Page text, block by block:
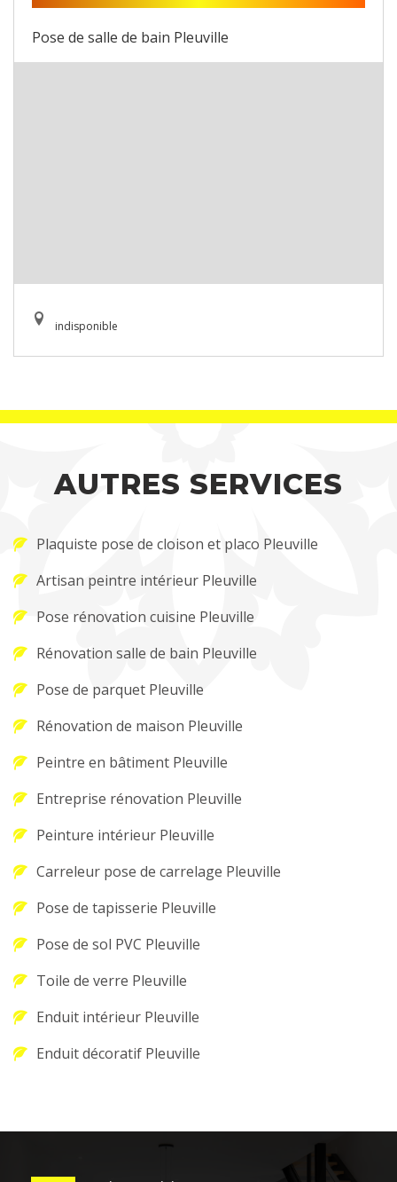
Pose de salle de bain Pleuville
indisponible
AUTRES SERVICES
Plaquiste pose de cloison et placo Pleuville
Artisan peintre intérieur Pleuville
Pose rénovation cuisine Pleuville
Rénovation salle de bain Pleuville
Pose de parquet Pleuville
Rénovation de maison Pleuville
Peintre en bâtiment Pleuville
Entreprise rénovation Pleuville
Peinture intérieur Pleuville
Carreleur pose de carrelage Pleuville
Pose de tapisserie Pleuville
Pose de sol PVC Pleuville
Toile de verre Pleuville
Enduit intérieur Pleuville
Enduit décoratif Pleuville